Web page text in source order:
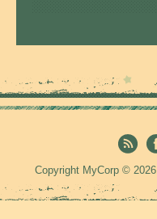
Copyright MyCorp © 2026.